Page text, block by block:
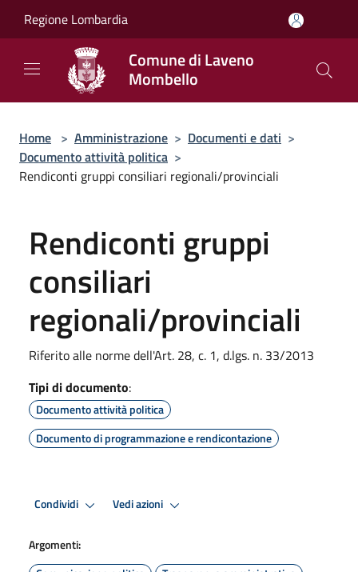
Regione Lombardia
Comune di Laveno
Mombello
Home > Amministrazione > Documenti e dati >
Documento attività politica >
Rendiconti gruppi consiliari regionali/provinciali
Rendiconti gruppi
consiliari
regionali/provinciali
Riferito alle norme dell'Art. 28, c. 1, d.lgs. n. 33/2013
Tipi di documento:
Documento attività politica
Documento di programmazione e rendicontazione
Condividi Vedi azioni
Argomenti: